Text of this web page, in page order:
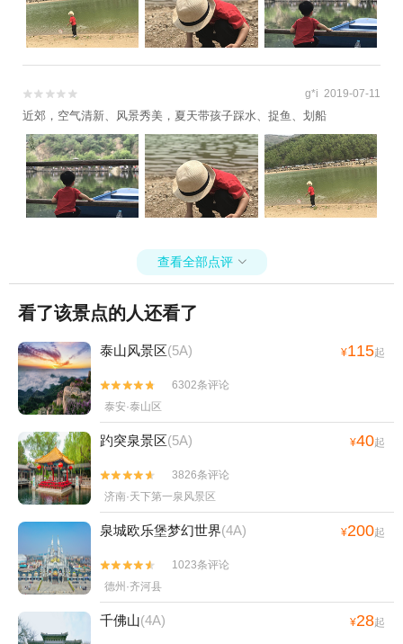

 g*i 2019-07-11
近郊，空气清新、风景秀美，夏天带孩子踩水、捉鱼、划船
查看全部点评 
看了该景点的人还看了
泰山风景区(5A) ¥115起


6302条评论
泰安·泰山区
趵突泉景区(5A) ¥40起


3826条评论
济南·天下第一泉风景区
泉城欧乐堡梦幻世界(4A) ¥200起


1023条评论
德州·齐河县
千佛山(4A) ¥28起